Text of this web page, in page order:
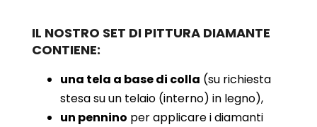
IL NOSTRO SET DI PITTURA DIAMANTE
CONTIENE:
una tela a base di colla (su richiesta
stesa su un telaio (interno) in legno),
un pennino per applicare i diamanti